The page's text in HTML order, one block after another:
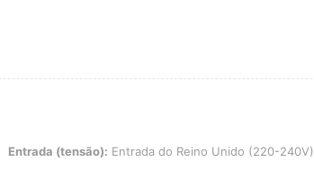
(tensão): Entrada do Reino Unido (220-240V)
Entrada (tensão): Entrada do Reino Unido (220-240V)